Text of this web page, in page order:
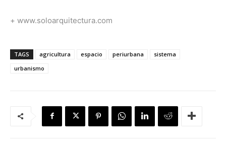
+ www.soloarquitectura.com
TAGS agricultura espacio periurbana
sistema
urbanismo